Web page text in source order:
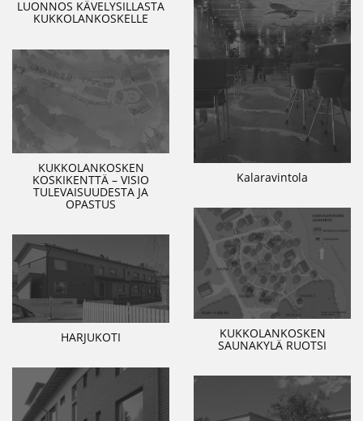
LUONNOS KÄVELYSILLASTA
KUKKOLANKOSKELLE
Kalaravintola
KUKKOLANKOSKEN
KOSKIKENTTÄ – VISIO
TULEVAISUUDESTA JA
OPASTUS
KUKKOLANKOSKEN
SAUNAKYLÄ RUOTSI
HARJUKOTI